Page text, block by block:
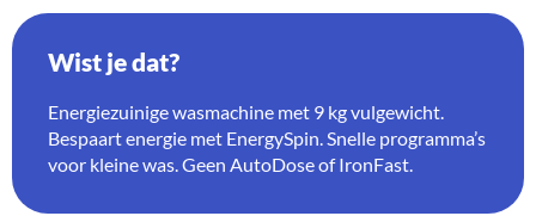
Wist je dat?
Energiezuinige wasmachine met 9 kg vulgewicht.
Bespaart energie met EnergySpin. Snelle programma’s
voor kleine was. Geen AutoDose of IronFast.